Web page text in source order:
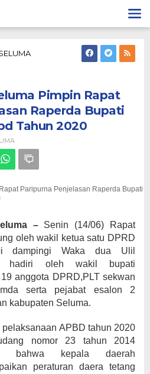
Waket
Pimpin
Rapat
Paripurna
Penjelasan
Bupati
Tentang
Sisa
Tahun
Pimpin Rapat
Raperda Bupati
Tahun 2020
Paripurna Penjelasan Raperda Bupati
–Senin (14/06) Rapat
oleh wakil ketua satu DPRD
dampingi Waka dua Ulil
hadiri oleh wakil bupati
anggota DPRD,PLT sekwan
serta pejabat esalon 2
kabupaten Seluma.
APBD tahun 2020
nomor 23 tahun 2014
bahwa kepala daerah
peraturan daera tetang